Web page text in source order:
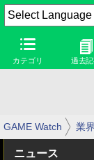
カテゴリ 過去
GAME Watch 業
ニュース